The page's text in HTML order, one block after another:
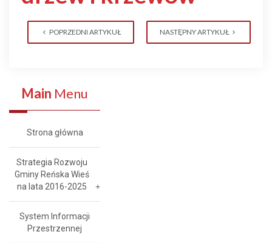
POPRZEDNI ARTYKUŁ NASTĘPNY ARTYKUŁ
Main Menu
Strona główna
Strategia Rozwoju
Gminy Reńska Wieś
na lata 2016-2025
System Informacji
Przestrzennej